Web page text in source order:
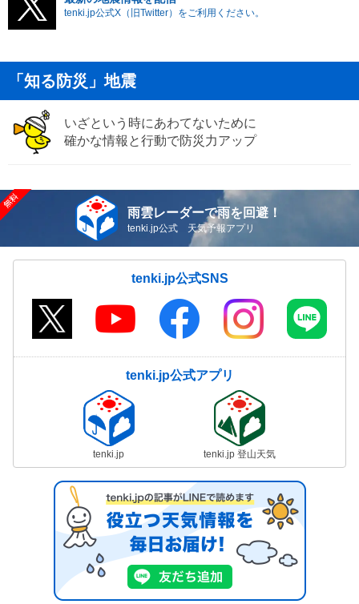
tenki.jp公式X（旧Twitter）をご利用ください。
「知る防災」地震
いざという時にあわてないために
確かな情報と行動で防災力アップ
雨雲レーダーで雨を回避！
tenki.jp公式 天気予報アプリ
tenki.jp公式SNS
tenki.jp公式アプリ
tenki.jp tenki.jp 登山天気